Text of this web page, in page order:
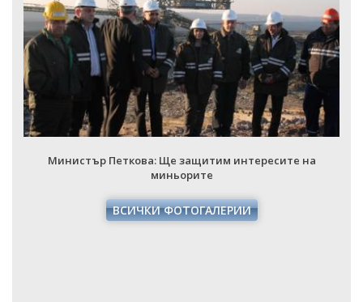
Министър Петкова: Ще защитим интересите на
миньорите
ВСИЧКИ ФОТОГАЛЕРИИ